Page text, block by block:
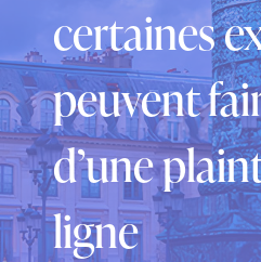
certaines
peuvent
d’une
ligne